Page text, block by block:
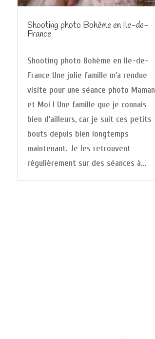
Shooting photo Bohème en Ile-de-
France
Shooting photo Bohème en Ile-de-
France Une jolie famille m'a rendue
visite pour une séance photo Maman
et Moi ! Une famille que je connais
bien d'ailleurs, car je suit ces petits
bouts depuis bien longtemps
maintenant. Je les retrouvent
régulièrement sur des séances à...